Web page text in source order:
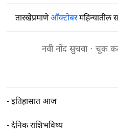
तारखेप्रमाणेऑक्टोबरमहिन्यातील
नवी नोंद सुचवा· चूक
-इतिहासात आज
-दैनिक राशिभविष्य